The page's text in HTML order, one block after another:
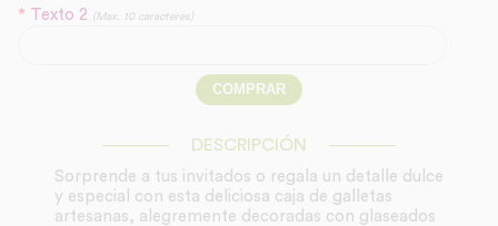
* Texto 2 (Max. 10 caracteres)
DESCRIPCIÓN
Sorprende a tus invitados o regala un detalle dulce
y especial con esta deliciosa caja de galletas
artesanas, alegremente decoradas con glaseados